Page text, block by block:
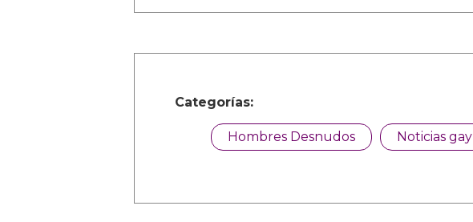
Categorías:
Hombres Desnudos Noticias gay